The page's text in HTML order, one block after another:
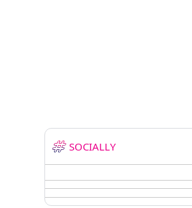
SOCIALLY